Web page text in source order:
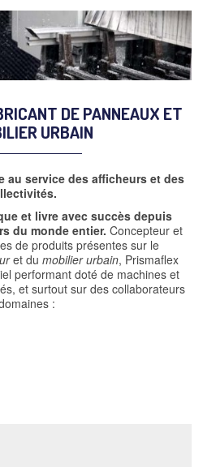
DE PANNEAUX ET
URBAIN
au service des afficheurs et des
et livre avec succès depuis
du monde entier. Concepteur et
de produits présentes sur le
et du mobilier urbain, Prismaflex
performant doté de machines et
et surtout sur des collaborateurs
: